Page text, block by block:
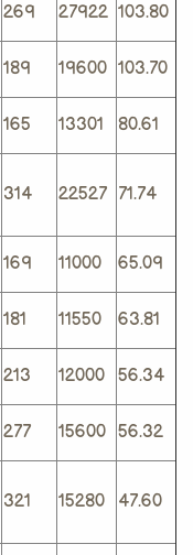
269 27922 103.80
189 19600 103.70
165 13301 80.61
314 22527 71.74
169 11000 65.09
181 11550 63.81
213 12000 56.34
277 15600 56.32
321 15280 47.60